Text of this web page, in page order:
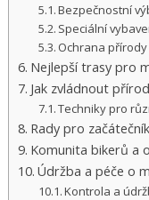
Bezpečnostní
Speciální
Ochrana přírody
Nejlepší trasy pro
Jak zvládnout
Techniky pro
Rady pro
Komunita bikerů a
Údržba a péče o
Kontrola a